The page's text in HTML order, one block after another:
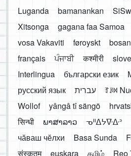
Luganda bamanankan
Xitsonga
gagana faa Samoa
vosa Vakaviti
føroyskt
français
ਪੰਜਾਬੀ कश्मीरी
Interlingua
български език
русский язык
עברית ꆈꌠ꒿
Wollof
yângâ tî sängö
सिन्धी
ພາສາລາວ ᓀᐦᐃᔭᐍᐏᐣ
чӑваш чӗлхи
Basa Sunda
संस्कृतम्
euskara தமிழ் Reo